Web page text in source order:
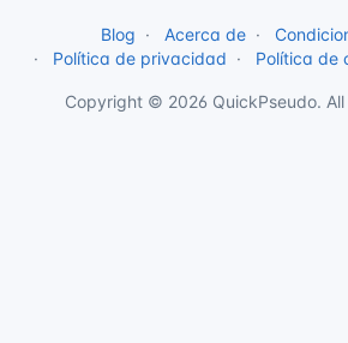
Blog Acerca de
Política de privacidad
Política de
Copyright © 2026 QuickPseudo.